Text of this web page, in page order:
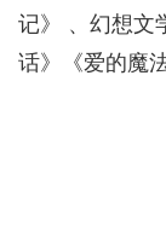
记》 、幻想文
话》《爱的魔